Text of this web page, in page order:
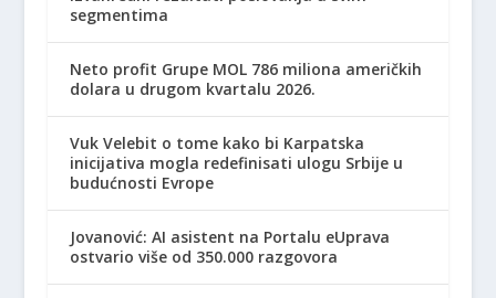
segmentima
Neto profit Grupe MOL 786 miliona američkih
dolara u drugom kvartalu 2026.
Vuk Velebit o tome kako bi Karpatska
inicijativa mogla redefinisati ulogu Srbije u
budućnosti Evrope
Jovanović: AI asistent na Portalu eUprava
ostvario više od 350.000 razgovora